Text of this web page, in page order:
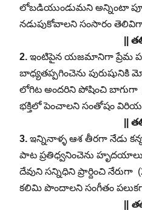
లోబడియుండుమని అన్నింటా
నడుపుకోవాలని సంసారం
||
2.ఇంటిపైన యజమానిగా ప్రేమ
బాధ్యతప్పగించెను
లోగిట అందరిని పోషించి బాగుగా
భక్తిలో పెంచాలని సంతోషం
||
3.ఇన్నినాళ్ళ ఆశ తీరగా నేడు
పాట ప్రతిధ్వనించెను
దేవుని సన్నిధిని ప్రార్దించి నేరుగా
కలిమి పొందాలని సంగీతం